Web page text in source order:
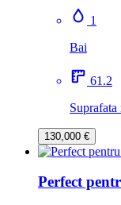
1
Bai
61.2
Suprafata
130,000 €
Perfect